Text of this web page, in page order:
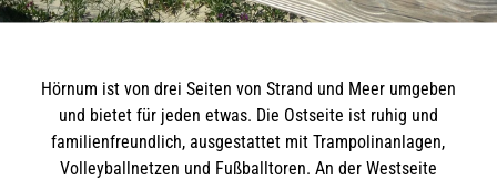
Hörnum ist von drei Seiten von Strand und Meer umgeben
und bietet für jeden etwas. Die Ostseite ist ruhig und
familienfreundlich, ausgestattet mit Trampolinanlagen,
Volleyballnetzen und Fußballtoren. An der Westseite